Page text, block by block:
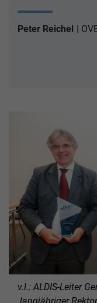
Peter Reichel
v.l.: ALDIS-Leiter